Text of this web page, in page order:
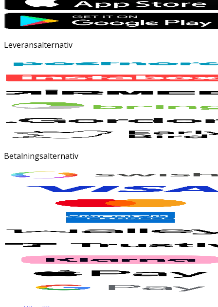
Leveransalternativ
Betalningsalternativ